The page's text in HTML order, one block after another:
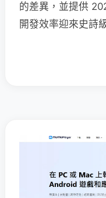
的差異，並提供
開發效率迎來史詩